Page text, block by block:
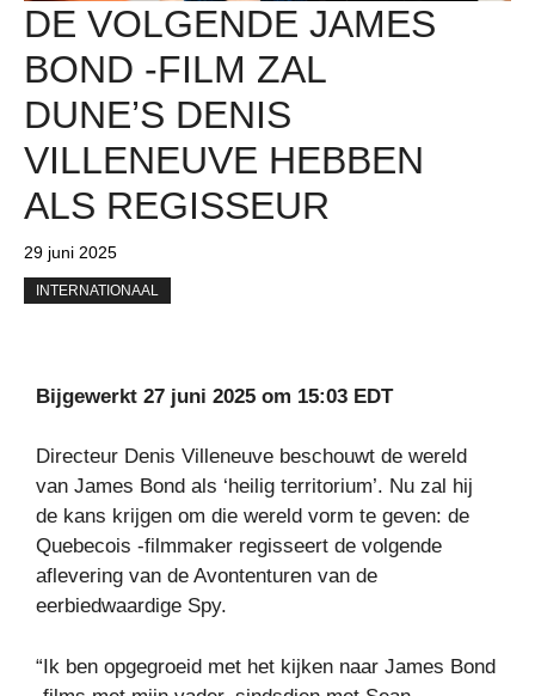
DE VOLGENDE JAMES
BOND -FILM ZAL
DUNE’S DENIS
VILLENEUVE HEBBEN
ALS REGISSEUR
29 juni 2025
INTERNATIONAAL
Bijgewerkt 27 juni 2025 om 15:03 EDT
Directeur Denis Villeneuve beschouwt de wereld
van James Bond als ‘heilig territorium’. Nu zal hij
de kans krijgen om die wereld vorm te geven: de
Quebecois -filmmaker regisseert de volgende
aflevering van de Avontenturen van de
eerbiedwaardige Spy.
“Ik ben opgegroeid met het kijken naar James Bond